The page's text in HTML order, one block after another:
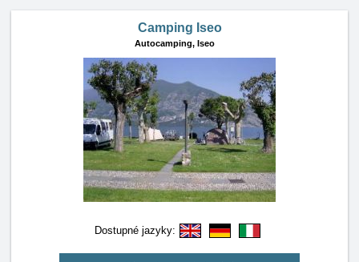
Camping Iseo
Autocamping, Iseo
Dostupné jazyky: